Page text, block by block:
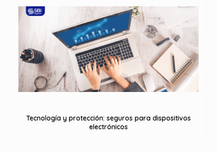
Tecnología y protección: seguros para dispositivos
electrónicos